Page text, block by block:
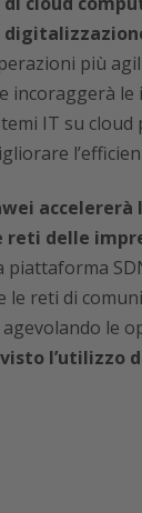
più
incoraggerà le
IT su
accelererà
delle
piattaforma
le reti di
le
l’utilizzo